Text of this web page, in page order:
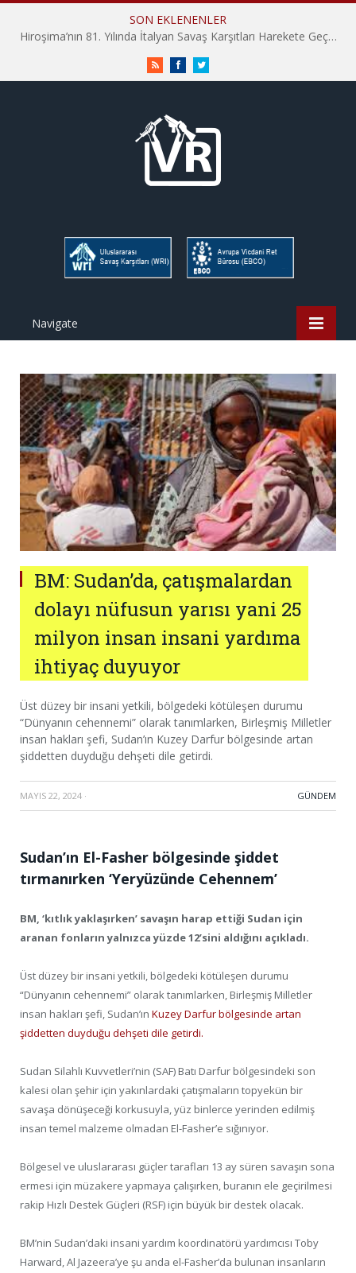
SON EKLENENLER
Hiroşima’nın 81. Yılında İtalyan Savaş Karşıtları Harekete Geçti: “Hatırlamak yeterli değil”
RSS FacebookTwitter
Navigate
BM: Sudan’da, çatışmalardan
dolayı nüfusun yarısı yani 25
milyon insan insani yardıma
ihtiyaç duyuyor
Üst düzey bir insani yetkili, bölgedeki kötüleşen durumu
“Dünyanın cehennemi” olarak tanımlarken, Birleşmiş Milletler
insan hakları şefi, Sudan’ın Kuzey Darfur bölgesinde artan
şiddetten duyduğu dehşeti dile getirdi.
MAYIS 22, 2024 · GÜNDEM
Sudan’ın El-Fasher bölgesinde şiddet
tırmanırken ‘Yeryüzünde Cehennem’
BM, ‘kıtlık yaklaşırken’ savaşın harap ettiği Sudan için
aranan fonların yalnızca yüzde 12’sini aldığını açıkladı.
Üst düzey bir insani yetkili, bölgedeki kötüleşen durumu
“Dünyanın cehennemi” olarak tanımlarken, Birleşmiş Milletler
insan hakları şefi, Sudan’ın Kuzey Darfur bölgesinde artan
şiddetten duyduğu dehşeti dile getirdi.
Sudan Silahlı Kuvvetleri’nin (SAF) Batı Darfur bölgesindeki son
kalesi olan şehir için yakınlardaki çatışmaların topyekün bir
savaşa dönüşeceği korkusuyla, yüz binlerce yerinden edilmiş
insan temel malzeme olmadan El-Fasher’e sığınıyor.
Bölgesel ve uluslararası güçler tarafları 13 ay süren savaşın sona
ermesi için müzakere yapmaya çalışırken, buranın ele geçirilmesi
rakip Hızlı Destek Güçleri (RSF) için büyük bir destek olacak.
BM’nin Sudan’daki insani yardım koordinatörü yardımcısı Toby
Harward, Al Jazeera’ye şu anda el-Fasher’da bulunan insanların